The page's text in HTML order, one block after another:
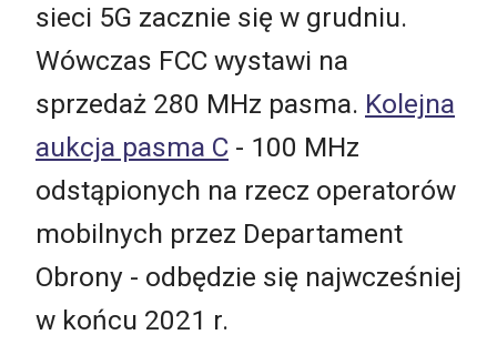
sieci 5G zacznie się w grudniu.
Wówczas FCC wystawi na
sprzedaż 280 MHz pasma. Kolejna
aukcja pasma C - 100 MHz
odstąpionych na rzecz operatorów
mobilnych przez Departament
Obrony - odbędzie się najwcześniej
w końcu 2021 r.